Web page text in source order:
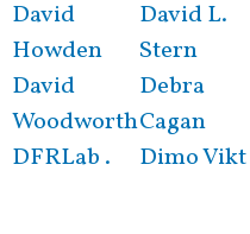
David
Howden
David L.
Stern
David
Woodworth
Debra
Cagan
DFRLab .
Dimo Vikt